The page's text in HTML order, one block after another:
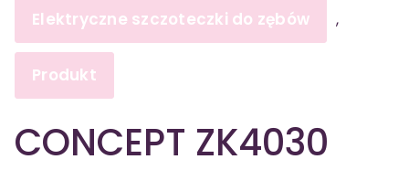
Elektryczne szczoteczki do zębów ,
Produkt
CONCEPT ZK4030